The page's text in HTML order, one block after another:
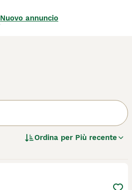
Nuovo annuncio
Ordina per Più recente